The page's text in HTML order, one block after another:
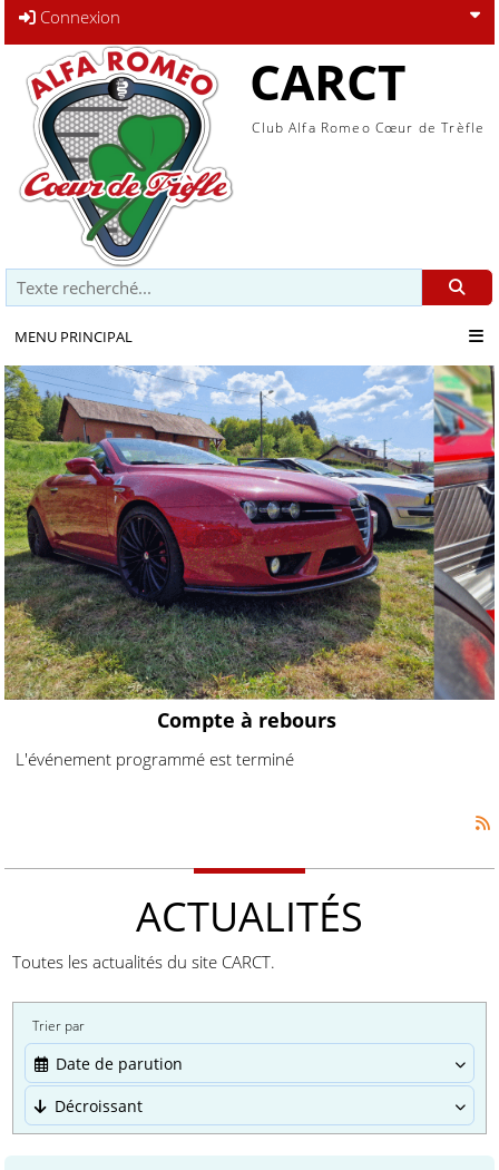
Connexion
CARCT
Club Alfa Romeo Cœur de Trèfle
Recherche
MENU PRINCIPAL
Compte à rebours
L'événement programmé est terminé
ACTUALITÉS
Toutes les actualités du site CARCT.
Trier par
Date de parution
Décroissant